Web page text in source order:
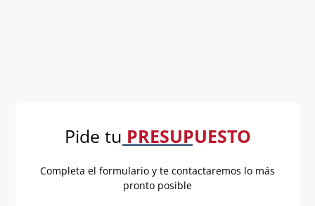
Pide tu PRESUPUESTO
Completa el formulario y te contactaremos lo más
pronto posible